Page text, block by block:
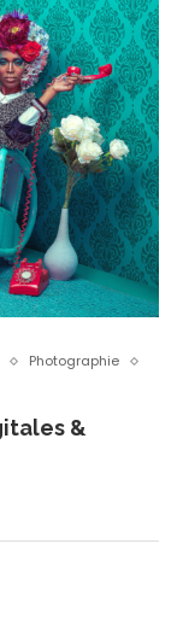
Photographie
&